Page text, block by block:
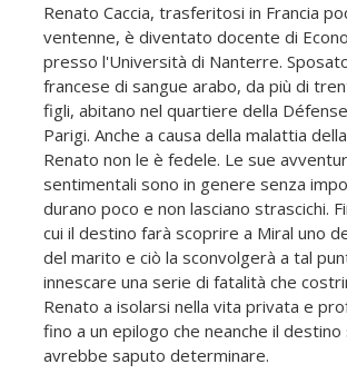
Renato Caccia, trasferitosi in Francia
ventenne, è diventato docente di
presso l'Università di Nanterre.
francese di sangue arabo, da più di
figli, abitano nel quartiere della
Parigi. Anche a causa della malattia
Renato non le è fedele. Le sue
sentimentali sono in genere senza
durano poco e non lasciano strascichi.
cui il destino farà scoprire a Miral uno
del marito e ciò la sconvolgerà a tal
innescare una serie di fatalità che
Renato a isolarsi nella vita privata e
fino a un epilogo che neanche il
avrebbe saputo determinare.